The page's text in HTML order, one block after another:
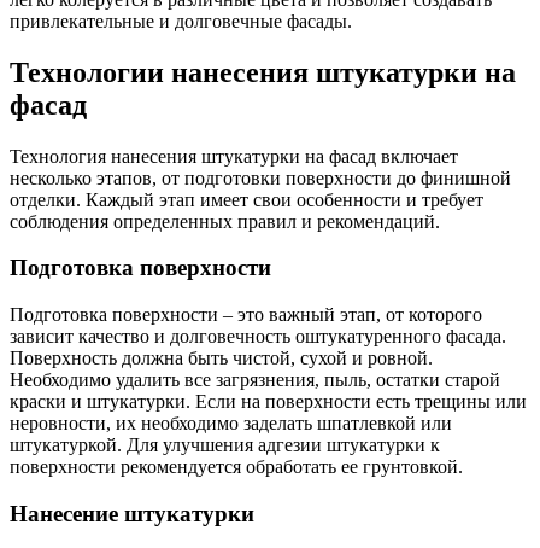
привлекательные и долговечные фасады.
Технологии нанесения штукатурки на
фасад
Технология нанесения штукатурки на фасад включает
несколько этапов, от подготовки поверхности до финишной
отделки. Каждый этап имеет свои особенности и требует
соблюдения определенных правил и рекомендаций.
Подготовка поверхности
Подготовка поверхности – это важный этап, от которого
зависит качество и долговечность оштукатуренного фасада.
Поверхность должна быть чистой, сухой и ровной.
Необходимо удалить все загрязнения, пыль, остатки старой
краски и штукатурки. Если на поверхности есть трещины или
неровности, их необходимо заделать шпатлевкой или
штукатуркой. Для улучшения адгезии штукатурки к
поверхности рекомендуется обработать ее грунтовкой.
Нанесение штукатурки